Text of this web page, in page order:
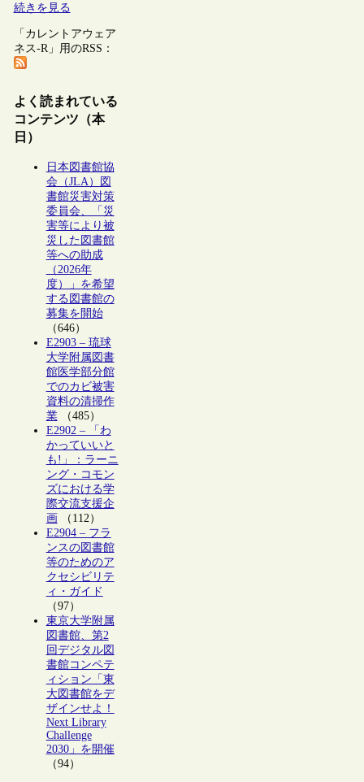
続きを見る
「カレントアウェア
ネス-R」用のRSS：
よく読まれている
コンテンツ（本
日）
日本図書館協
会（JLA）図
書館災害対策
委員会、「災
害等により被
災した図書館
等への助成
（2026年
度）」を希望
する図書館の
募集を開始
（646）
E2903 – 琉球
大学附属図書
館医学部分館
でのカビ被害
資料の清掃作
業（485）
E2902 – 「わ
かっていいと
も!」：ラーニ
ング・コモン
ズにおける学
際交流支援企
画（112）
E2904 – フラ
ンスの図書館
等のためのア
クセシビリテ
ィ・ガイド
（97）
東京大学附属
図書館、第2
回デジタル図
書館コンペテ
ィション「東
大図書館をデ
ザインせよ！
Next Library
Challenge
2030」を開催
（94）